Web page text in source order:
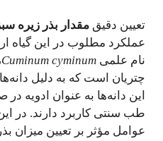
تعیین دقیق مقدار بذر زیره
عملکرد مطلوب در این گیاه
نام علمی Cuminum cyminum
چتریان است که به دلیل
این دانه‌ها به عنوان ادویه
طب سنتی کاربرد دارند. در
عوامل مؤثر بر تعیین میزان